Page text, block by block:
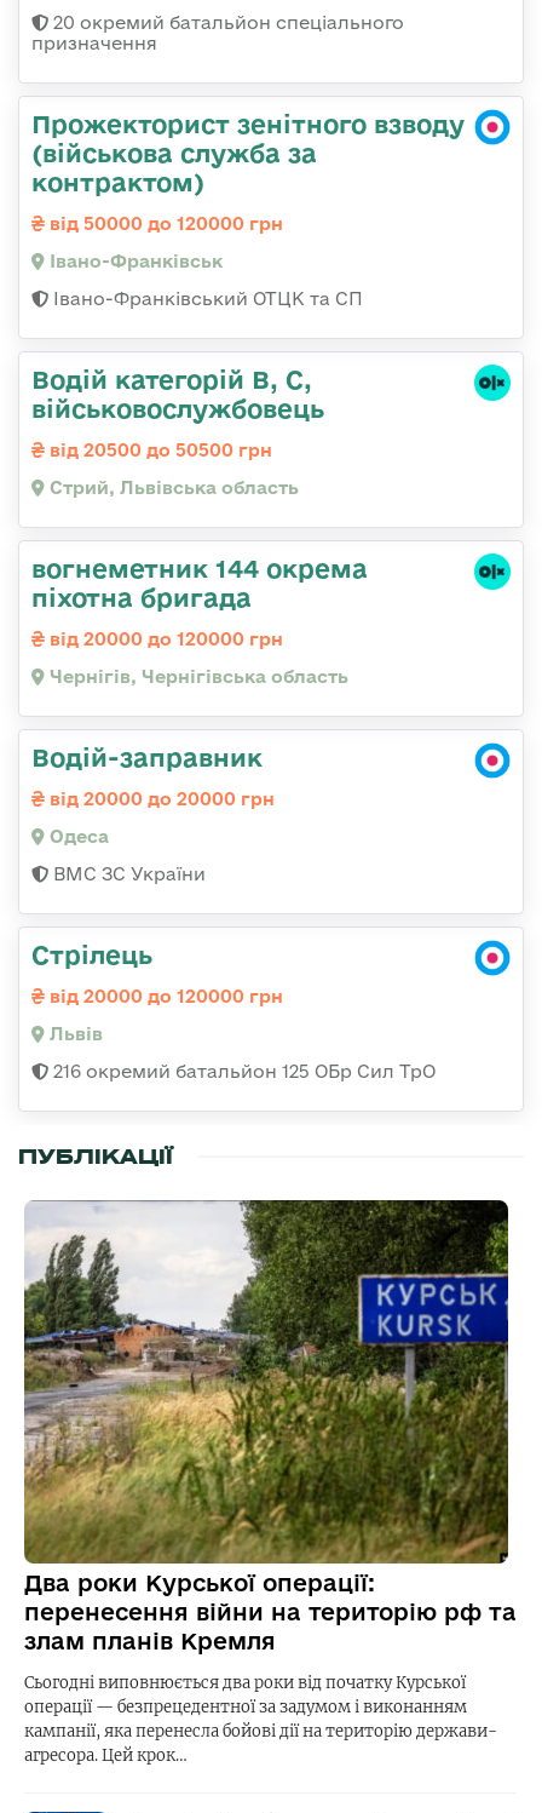
20 окремий батальйон спеціального
призначення
Прожекторист зенітного взводу
(військова служба за
контрактом)
від 50000 до 120000 грн
Івано-Франківськ
Івано-Франківський ОТЦК та СП
Водій категорій B, C,
військовослужбовець
від 20500 до 50500 грн
Стрий, Львівська область
вогнеметник 144 окрема
піхотна бригада
від 20000 до 120000 грн
Чернігів, Чернігівська область
Водій-заправник
від 20000 до 20000 грн
Одеса
ВМС ЗС України
Стрілець
від 20000 до 120000 грн
Львів
216 окремий батальйон 125 ОБр Сил ТрО
ПУБЛІКАЦІЇ
Два роки Курської операції:
перенесення війни на територію рф та
злам планів Кремля
Сьогодні виповнюється два роки від початку Курської
операції — безпрецедентної за задумом і виконанням
кампанії, яка перенесла бойові дії на територію держави-
агресора. Цей крок…